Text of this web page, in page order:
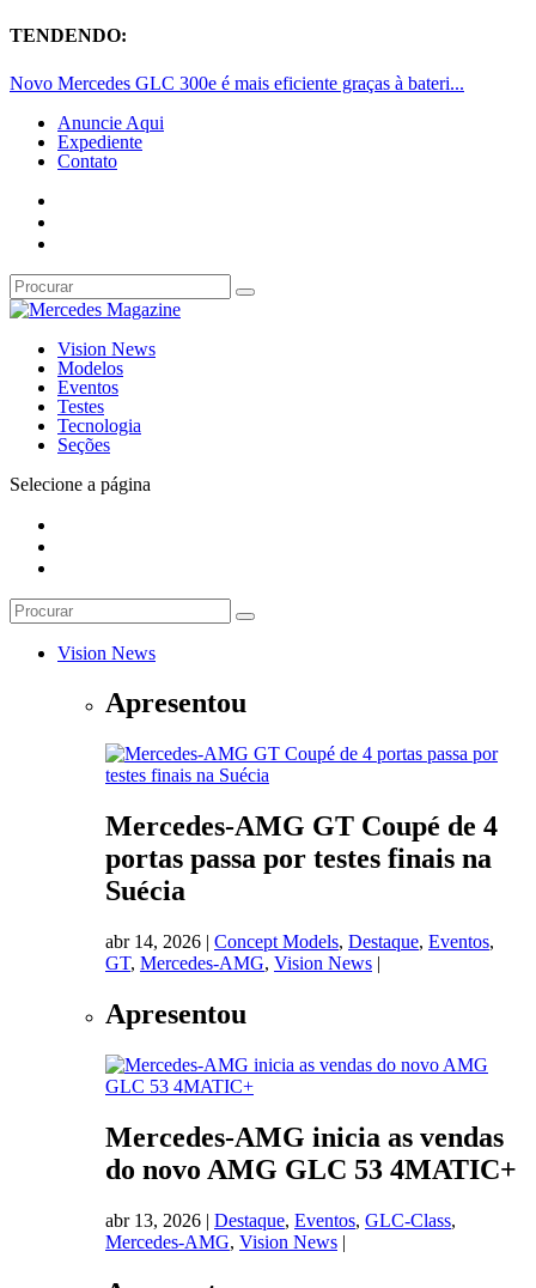
TENDENDO:
Novo Mercedes GLC 300e é mais eficiente graças à bateri...
Anuncie Aqui
Expediente
Contato
Vision News
Modelos
Eventos
Testes
Tecnologia
Seções
Selecione a página
Vision News
Apresentou
Mercedes-AMG GT Coupé de 4
portas passa por testes finais na
Suécia
abr 14, 2026 | Concept Models, Destaque, Eventos,
GT, Mercedes-AMG, Vision News |
Apresentou
Mercedes-AMG inicia as vendas
do novo AMG GLC 53 4MATIC+
abr 13, 2026 | Destaque, Eventos, GLC-Class,
Mercedes-AMG, Vision News |